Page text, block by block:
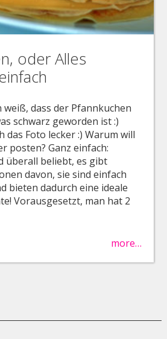
oder Alles
weiß, dass der Pfannkuchen
schwarz geworden ist :)
das Foto lecker :) Warum will
posten? Ganz einfach:
überall beliebt, es gibt
davon, sie sind einfach
bieten dadurch eine ideale
Vorausgesetzt, man hat 2
more…